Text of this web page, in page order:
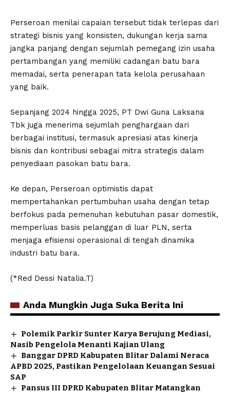
Perseroan menilai capaian tersebut tidak terlepas dari
strategi bisnis yang konsisten, dukungan kerja sama
jangka panjang dengan sejumlah pemegang izin usaha
pertambangan yang memiliki cadangan batu bara
memadai, serta penerapan tata kelola perusahaan
yang baik.
Sepanjang 2024 hingga 2025, PT Dwi Guna Laksana
Tbk juga menerima sejumlah penghargaan dari
berbagai institusi, termasuk apresiasi atas kinerja
bisnis dan kontribusi sebagai mitra strategis dalam
penyediaan pasokan batu bara.
Ke depan, Perseroan optimistis dapat
mempertahankan pertumbuhan usaha dengan tetap
berfokus pada pemenuhan kebutuhan pasar domestik,
memperluas basis pelanggan di luar PLN, serta
menjaga efisiensi operasional di tengah dinamika
industri batu bara.
(*Red Dessi Natalia.T)
Anda Mungkin Juga Suka Berita Ini
Polemik Parkir Sunter Karya Berujung Mediasi,
Nasib Pengelola Menanti Kajian Ulang
Banggar DPRD Kabupaten Blitar Dalami Neraca
APBD 2025, Pastikan Pengelolaan Keuangan Sesuai
SAP
Pansus III DPRD Kabupaten Blitar Matangkan